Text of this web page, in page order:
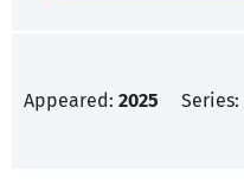
Appeared: 2025 Series: